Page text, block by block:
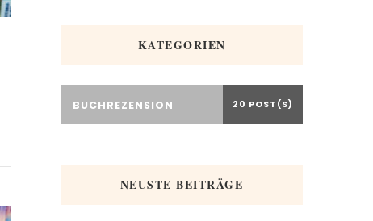
KATEGORIEN
BUCHREZENSION 20 POST(S)
NEUSTE BEITRÄGE